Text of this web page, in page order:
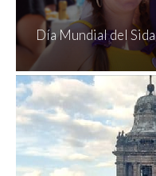
Día Mundial del